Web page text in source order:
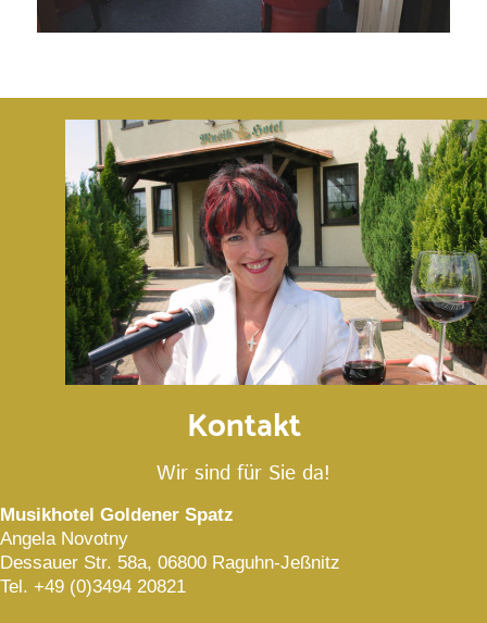
Kontakt
Wir sind für Sie da!
Musikhotel Goldener Spatz
Angela Novotny
Dessauer Str. 58a, 06800 Raguhn-Jeßnitz
Tel. +49 (0)3494 20821